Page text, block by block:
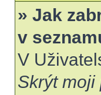
» Jak
v
V
Skrýt moji